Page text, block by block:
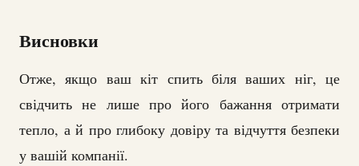
Висновки
Отже, якщо ваш кіт спить біля ваших ніг, це
свідчить не лише про його бажання отримати
тепло, а й про глибоку довіру та відчуття безпеки
у вашій компанії.